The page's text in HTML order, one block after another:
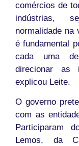
comércios de
indústrias,
normalidade na
é fundamental
cada uma
direcionar as
explicou Leite.
O governo
com as
Participaram
Lemos, da